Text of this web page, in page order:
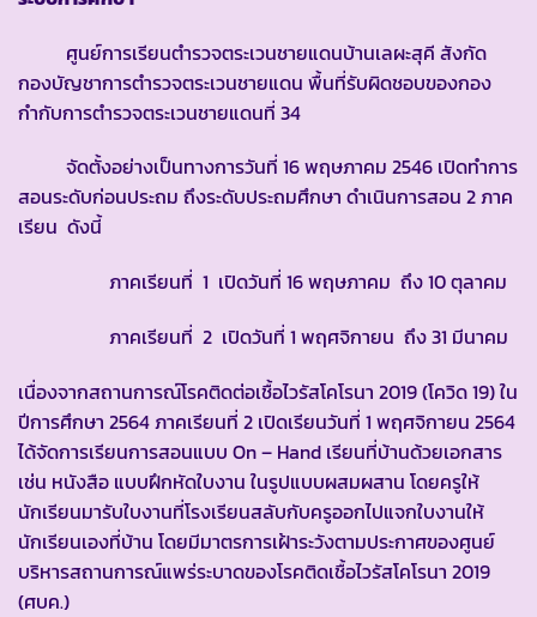
ศูนย์การเรียนตำรวจตระเวนชายแดนบ้านเลผะสุคี สังกัด
กองบัญชาการตำรวจตระเวนชายแดน พื้นที่รับผิดชอบของกอง
กำกับการตำรวจตระเวนชายแดนที่ 34
จัดตั้งอย่างเป็นทางการวันที่ 16 พฤษภาคม 2546 เปิดทำการ
สอนระดับก่อนประถม ถึงระดับประถมศึกษา ดำเนินการสอน 2 ภาค
เรียน ดังนี้
ภาคเรียนที่ 1 เปิดวันที่ 16 พฤษภาคม ถึง 10 ตุลาคม
ภาคเรียนที่ 2 เปิดวันที่ 1 พฤศจิกายน ถึง 31 มีนาคม
เนื่องจากสถานการณ์โรคติดต่อเชื้อไวรัสโคโรนา 2019 (โควิด 19) ใน
ปีการศึกษา 2564 ภาคเรียนที่ 2 เปิดเรียนวันที่ 1 พฤศจิกายน 2564
ได้จัดการเรียนการสอนแบบ On – Hand เรียนที่บ้านด้วยเอกสาร
เช่น หนังสือ แบบฝึกหัดใบงาน ในรูปแบบผสมผสาน โดยครูให้
นักเรียนมารับใบงานที่โรงเรียนสลับกับครูออกไปแจกใบงานให้
นักเรียนเองที่บ้าน โดยมีมาตรการเฝ้าระวังตามประกาศของศูนย์
บริหารสถานการณ์แพร่ระบาดของโรคติดเชื้อไวรัสโคโรนา 2019
(ศบค.)